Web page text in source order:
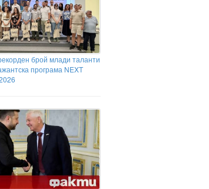
брой млади таланти
програма NEXT